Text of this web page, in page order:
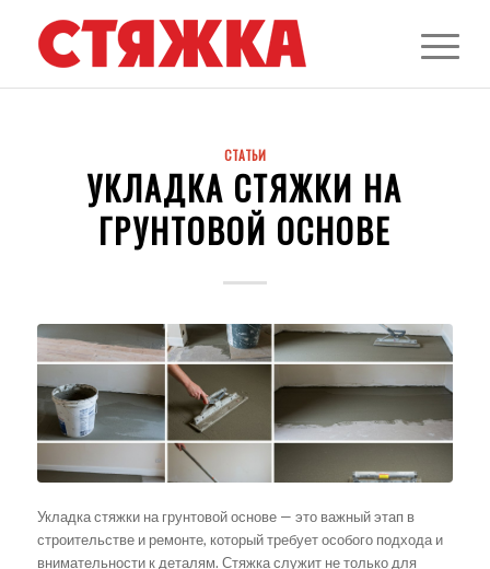
СТАТЬИ
УКЛАДКА СТЯЖКИ НА
ГРУНТОВОЙ ОСНОВЕ
Укладка стяжки на грунтовой основе — это важный этап в
строительстве и ремонте, который требует особого подхода и
внимательности к деталям. Стяжка служит не только для